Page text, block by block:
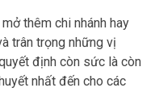
thêm chi nhánh hay
trân trọng những vị
định còn sức là còn
nhất đến cho các